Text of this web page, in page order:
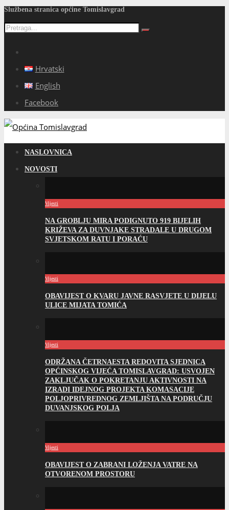
Službena stranica općine Tomislavgrad
Hrvatski
English
Facebook
NASLOVNICA
NOVOSTI
Vijesti
NA GROBLJU MIRA PODIGNUTO 919 BIJELIH
KRIŽEVA ZA DUVNJAKE STRADALE U DRUGOM
SVJETSKOM RATU I PORAĆU
Vijesti
OBAVIJEST O KVARU JAVNE RASVJETE U DIJELU
ULICE MIJATA TOMIĆA
Vijesti
ODRŽANA ČETRNAESTA REDOVITA SJEDNICA
OPĆINSKOG VIJEĆA TOMISLAVGRAD: USVOJEN
ZAKLJUČAK O POKRETANJU AKTIVNOSTI NA
IZRADI IDEJNOG PROJEKTA KOMASACIJE
POLJOPRIVREDNOG ZEMLJIŠTA NA PODRUČJU
DUVANJSKOG POLJA
Vijesti
OBAVIJEST O ZABRANI LOŽENJA VATRE NA
OTVORENOM PROSTORU